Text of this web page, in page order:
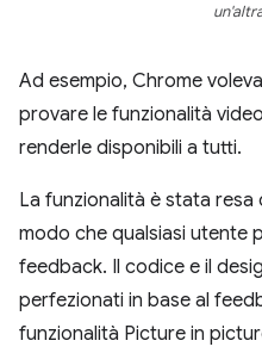
Ad esempio, Chrome
provare le funzionalità video
renderle disponibili a tutti.
La funzionalità è stata
modo che qualsiasi utente
feedback. Il codice e il
perfezionati in base al
funzionalità Picture in